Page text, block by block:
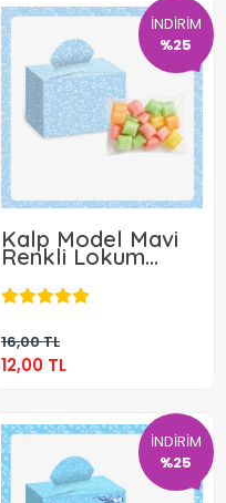
İNDİRİM
%25
Kalp Model Mavi
Renkli Lokum
Kutusu ve Mevlüt
Şekeri
16,00 TL
12,00 TL
12,00 TL
İNDİRİM
%25